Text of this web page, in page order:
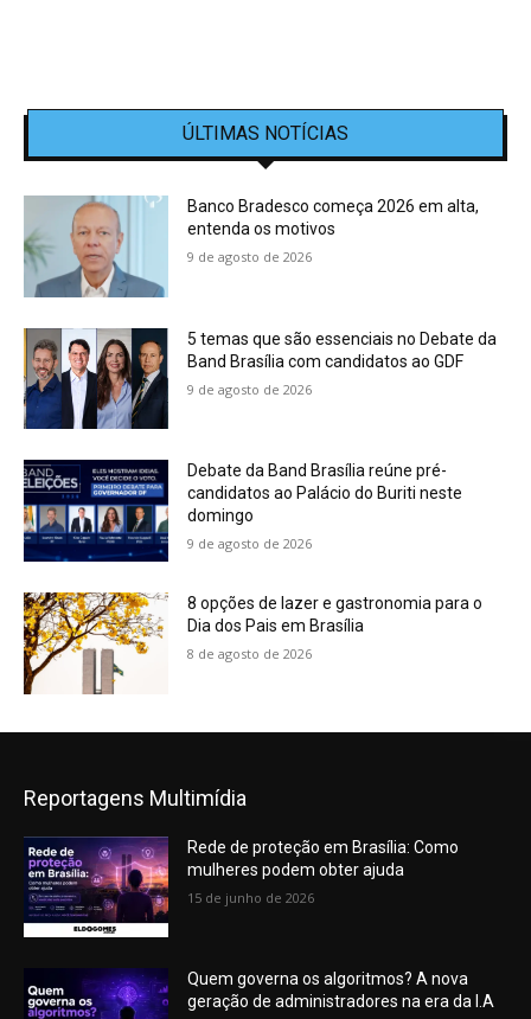
ÚLTIMAS NOTÍCIAS
Banco Bradesco começa 2026 em alta,
entenda os motivos
9 de agosto de 2026
5 temas que são essenciais no Debate da
Band Brasília com candidatos ao GDF
9 de agosto de 2026
Debate da Band Brasília reúne pré-
candidatos ao Palácio do Buriti neste
domingo
9 de agosto de 2026
8 opções de lazer e gastronomia para o
Dia dos Pais em Brasília
8 de agosto de 2026
Reportagens Multimídia
Rede de proteção em Brasília: Como
mulheres podem obter ajuda
15 de junho de 2026
Quem governa os algoritmos? A nova
geração de administradores na era da I.A